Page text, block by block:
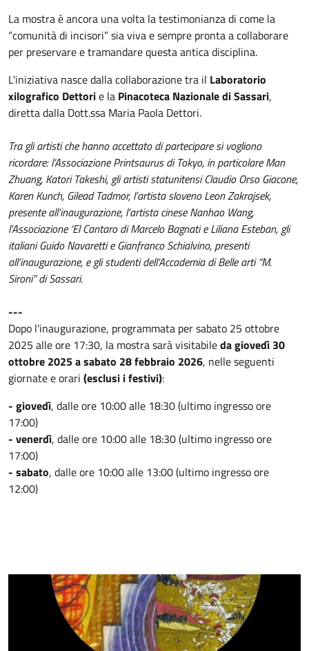
La mostra è ancora una volta la testimonianza di come la
“comunità di incisori” sia viva e sempre pronta a collaborare
per preservare e tramandare questa antica disciplina.
L'iniziativa nasce dalla collaborazione tra il Laboratorio
xilografico Dettorie la Pinacoteca Nazionale di Sassari,
diretta dalla Dott.ssa Maria Paola Dettori.
Tra gli artisti che hanno accettato di partecipare si vogliono
ricordare: l’Associazione Printsaurus di Tokyo, in particolare Man
Zhuang, Katori Takeshi, gli artisti statunitensi Claudio Orso Giacone,
Karen Kunch, Gilead Tadmor, l’artista sloveno Leon Zakrajsek,
presente all'inaugurazione, l’artista cinese Nanhao Wang,
l’Associazione ‘El Cantaro di Marcelo Bagnati e Liliana Esteban, gli
italiani Guido Navaretti e Gianfranco Schialvino, presenti
all’inaugurazione, e gli studenti dell’Accademia di Belle arti “M.
Sironi” di Sassari.
---
Dopo l'inaugurazione, programmata per sabato 25 ottobre
2025 alle ore 17:30, la mostra sarà visitabileda giovedì 30
ottobre 2025 a sabato 28 febbraio 2026, nelle seguenti
giornate e orari (esclusi i festivi):
- giovedì, dalle ore 10:00 alle 18:30 (ultimo ingresso ore
17:00)
- venerdì, dalle ore 10:00 alle 18:30 (ultimo ingresso ore
17:00)
- sabato, dalle ore 10:00 alle 13:00 (ultimo ingresso ore
12:00)